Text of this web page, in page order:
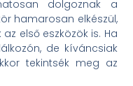
dolgoznak a
hamarosan elkészül,
első eszközök is. Ha
de kíváncsiak
tekintsék meg az